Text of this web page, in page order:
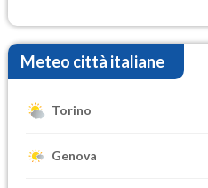
Meteo città italiane
Torino
Genova